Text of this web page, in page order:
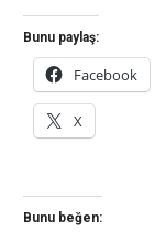
Bunu paylaş:
Facebook
X
Bunu beğen: